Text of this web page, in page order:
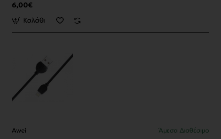
6,00€
Καλάθι
Awei Άμεσα Διαθέσιμο